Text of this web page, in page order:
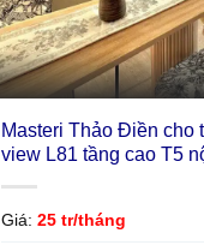
Masteri Thảo Điền cho
view L81 tầng cao T5
Giá:25 tr/tháng